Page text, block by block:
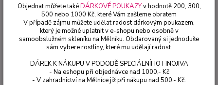
Nejnovější Nejlevnější Nejdražší
Zobrazuji 1-20 z 20
strana z 1
Objednat můžete takéDÁRKOVÉ POUKAZYv hodnotě 200, 300,
500 nebo 1000 Kč, které Vám zašleme obratem
V případě zájmu můžete udělat radost dárkovým poukazem,
který je možné uplatnit v e-shopu nebo osobně v
samoobslužném skleníku na Mělníku. Obdarovaný si jednoduše
sám vybere rostliny, které mu udělají radost.
DÁREK K NÁKUPU V PODOBĚ SPECIÁLNÍHO HNOJIVA
- Na eshopu při objednávce nad 1000,- Kč
- V zahradnictví na Mělníce již při nákupu nad 500,- Kč.